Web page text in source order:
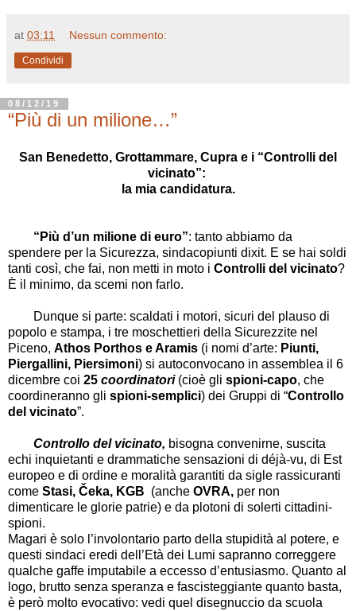
at 03:11 Nessun commento:
Condividi
08/12/19
“Più di un milione…”
San Benedetto, Grottammare, Cupra e i “Controlli del
vicinato”:
la mia candidatura.
“Più d’un milione di euro”: tanto abbiamo da
spendere per la Sicurezza, sindacopiunti dixit. E se hai soldi
tanti così, che fai, non metti in moto i Controlli del vicinato?
È il minimo, da scemi non farlo.
Dunque si parte: scaldati i motori, sicuri del plauso di
popolo e stampa, i tre moschettieri della Sicurezzite nel
Piceno, Athos Porthos e Aramis (i nomi d’arte: Piunti,
Piergallini, Piersimoni) si autoconvocano in assemblea il 6
dicembre coi 25 coordinatori (cioè gli spioni-capo, che
coordineranno gli spioni-semplici) dei Gruppi di “Controllo
del vicinato”.
Controllo del vicinato, bisogna convenirne, suscita
echi inquietanti e drammatiche sensazioni di déjà-vu, di Est
europeo e di ordine e moralità garantiti da sigle rassicuranti
come Stasi, Čeka, KGB (anche OVRA, per non
dimenticare le glorie patrie) e da plotoni di solerti cittadini-
spioni.
Magari è solo l’involontario parto della stupidità al potere, e
questi sindaci eredi dell’Età dei Lumi sapranno correggere
qualche gaffe imputabile a eccesso d’entusiasmo. Quanto al
logo, brutto senza speranza e fascisteggiante quanto basta,
è però molto evocativo: vedi quel disegnuccio da scuola